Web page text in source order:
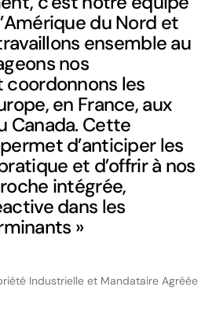
du Nord et
ensemble au
nos
les
en France, aux
Canada. Cette
d’anticiper les
et d’offrir à nos
intégrée,
dans les
»
Industrielle et Mandataire Agréée